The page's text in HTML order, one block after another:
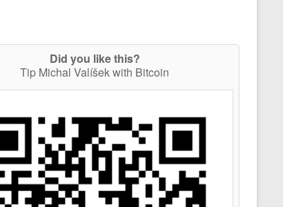
Did you like this?
Tip Michal Valíšek with Bitcoin